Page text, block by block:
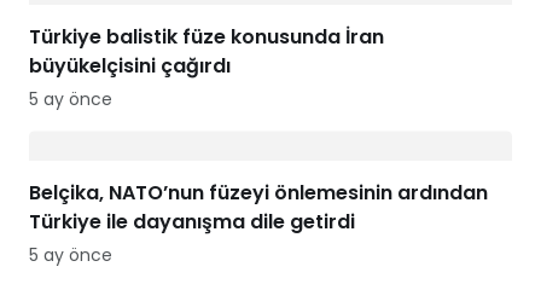
Türkiye balistik füze konusunda İran
büyükelçisini çağırdı
5 ay önce
Belçika, NATO’nun füzeyi önlemesinin ardından
Türkiye ile dayanışma dile getirdi
5 ay önce